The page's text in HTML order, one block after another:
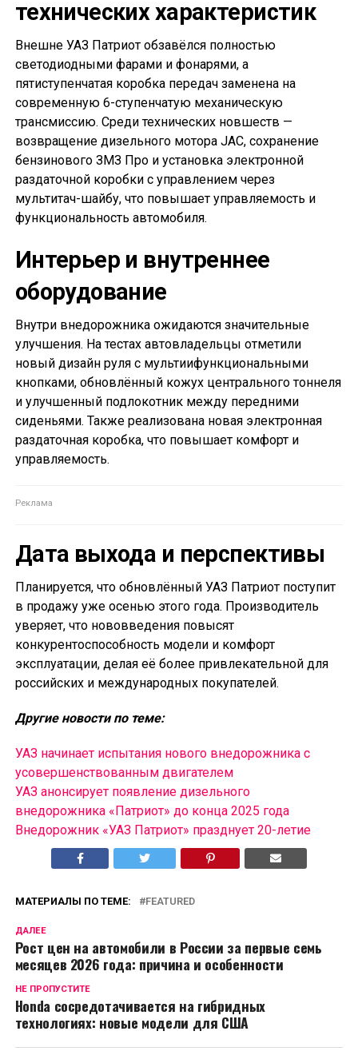
технических характеристик
Внешне УАЗ Патриот обзавёлся полностью
светодиодными фарами и фонарями, а
пятиступенчатая коробка передач заменена на
современную 6-ступенчатую механическую
трансмиссию. Среди технических новшеств —
возвращение дизельного мотора JAC, сохранение
бензинового ЗМЗ Про и установка электронной
раздаточной коробки с управлением через
мультитач-шайбу, что повышает управляемость и
функциональность автомобиля.
Интерьер и внутреннее
оборудование
Внутри внедорожника ожидаются значительные
улучшения. На тестах автовладельцы отметили
новый дизайн руля с мультиифункциональными
кнопками, обновлённый кожух центрального тоннеля
и улучшенный подлокотник между передними
сиденьями. Также реализована новая электронная
раздаточная коробка, что повышает комфорт и
управляемость.
Дата выхода и перспективы
Планируется, что обновлённый УАЗ Патриот поступит
в продажу уже осенью этого года. Производитель
уверяет, что нововведения повысят
конкурентоспособность модели и комфорт
эксплуатации, делая её более привлекательной для
российских и международных покупателей.
Другие новости по теме:
УАЗ начинает испытания нового внедорожника с
усовершенствованным двигателем
УАЗ анонсирует появление дизельного
внедорожника «Патриот» до конца 2025 года
Внедорожник «УАЗ Патриот» празднует 20-летие
МАТЕРИАЛЫ ПО ТЕМЕ: FEATURED
ДАЛЕЕ
Рост цен на автомобили в России за первые семь
месяцев 2026 года: причина и особенности
НЕ ПРОПУСТИТЕ
Honda сосредотачивается на гибридных
технологиях: новые модели для США